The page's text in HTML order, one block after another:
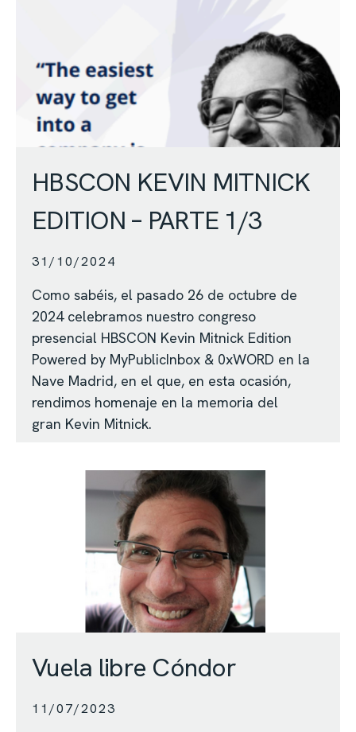
HBSCON KEVIN MITNICK
EDITION – PARTE 1/3
31/10/2024
Como sabéis, el pasado 26 de octubre de
2024 celebramos nuestro congreso
presencial HBSCON Kevin Mitnick Edition
Powered by MyPublicInbox & 0xWORD en la
Nave Madrid, en el que, en esta ocasión,
rendimos homenaje en la memoria del
gran Kevin Mitnick.
Vuela libre Cóndor
11/07/2023